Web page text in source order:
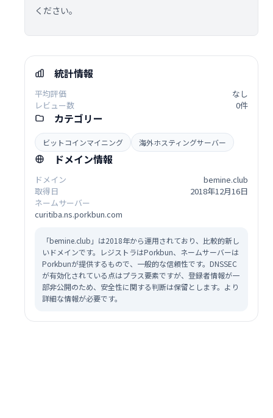
ください。
統計情報
平均評価
なし
レビュー数
0件
カテゴリー
ビットコインマイニング 海外ホスティングサーバー
ドメイン情報
ドメイン
bemine.club
取得日
2018年12月16日
ネームサーバー
curitiba.ns.porkbun.com
「bemine.club」は2018年から運用されており、比較的新し
いドメインです。レジストラはPorkbun、ネームサーバーは
Porkbunが提供するもので、一般的な信頼性です。DNSSEC
が有効化されている点はプラス要素ですが、登録者情報が一
部非公開のため、安全性に関する判断は保留とします。より
詳細な情報が必要です。